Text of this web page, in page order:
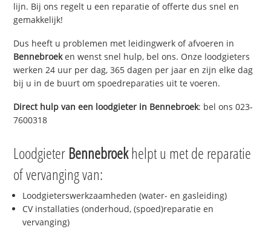
lijn. Bij ons regelt u een reparatie of offerte dus snel en
gemakkelijk!
Dus heeft u problemen met leidingwerk of afvoeren in
Bennebroeken wenst snel hulp, bel ons. Onze loodgieters
werken 24 uur per dag, 365 dagen per jaar en zijn elke dag
bij u in de buurt om spoedreparaties uit te voeren.
Direct hulp van een loodgieter in Bennebroek: bel ons 023-
7600318
Loodgieter Bennebroekhelpt u met de reparatie
of vervanging van:
Loodgieterswerkzaamheden (water- en gasleiding)
CV installaties (onderhoud, (spoed)reparatie en
vervanging)